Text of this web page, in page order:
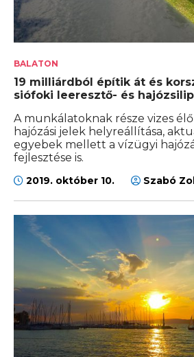
BALATON
19 milliárdból építik át és
siófoki leeresztő- és
A munkálatoknak része vizes
hajózási jelek helyreállítása,
egyebek mellett a vízügyi
fejlesztése is.
2019. október 10. Szabó